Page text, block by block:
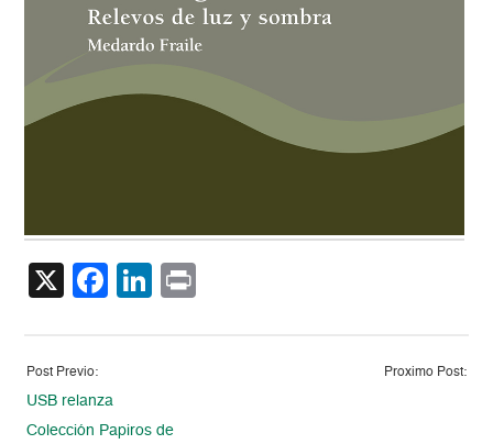
X Facebook
LinkedIn
Post Previo:
USB relanza
Colección Papiros de
Proximo Post: